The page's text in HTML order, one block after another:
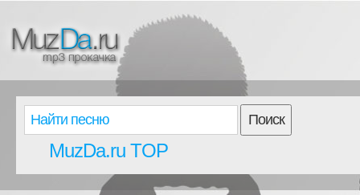
Поиск
MuzDa.ru TOP